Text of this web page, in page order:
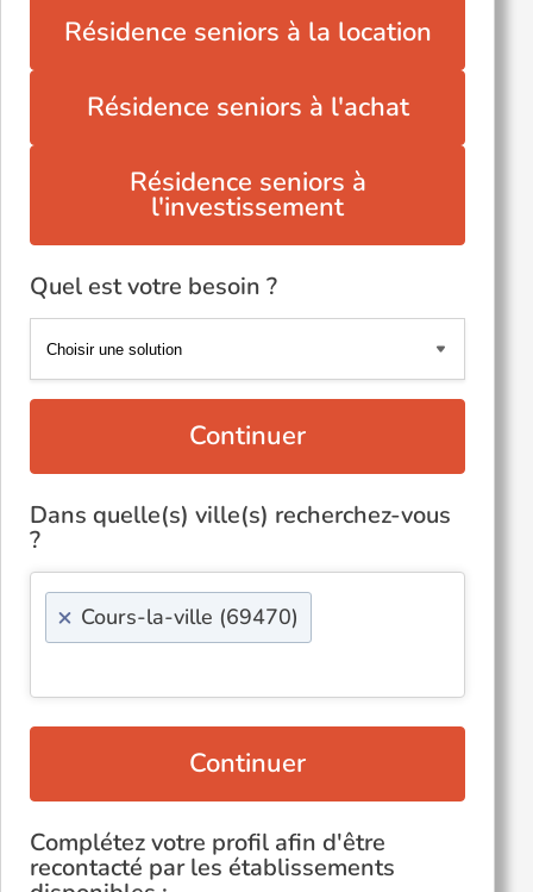
Résidence seniors à la location
Résidence seniors à l'achat
Résidence seniors à
l'investissement
Quel est votre besoin ?
Continuer
Dans quelle(s) ville(s) recherchez-vous
?
× Cours-la-ville (69470)
Continuer
Complétez votre profil afin d'être
recontacté par les établissements